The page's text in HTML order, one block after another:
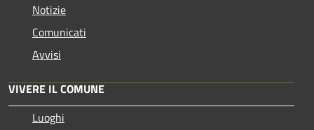
Notizie
Comunicati
Avvisi
VIVERE IL COMUNE
Luoghi